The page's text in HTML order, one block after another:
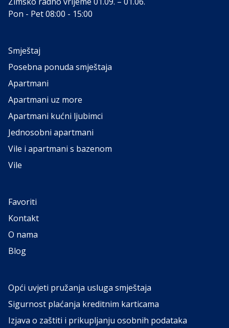
Pon - Pet 08:00 - 15:00
Smještaj
Posebna ponuda smještaja
Apartmani
Apartmani uz more
Apartmani kućni ljubimci
Jednosobni apartmani
Vile i apartmani s bazenom
Vile
Favoriti
Kontakt
O nama
Blog
Opći uvjeti pružanja usluga smještaja
Sigurnost plaćanja kreditnim karticama
Izjava o zaštiti i prikupljanju osobnih podataka